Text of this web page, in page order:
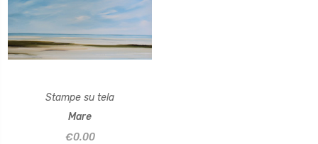
Stampe su tela
Mare
€0.00